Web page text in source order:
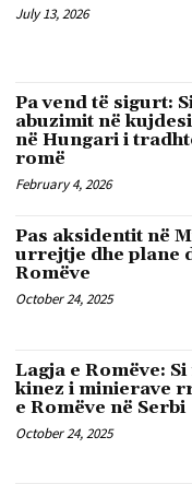
July 13, 2026
Pa vend të sigurt:
abuzimit në
në Hungari i
romë
February 4, 2026
Pas aksidentit në
urrejtje dhe plane
Romëve
October 24, 2025
Lagja e Romëve:
kinez i minierave
e Romëve në Serbi
October 24, 2025